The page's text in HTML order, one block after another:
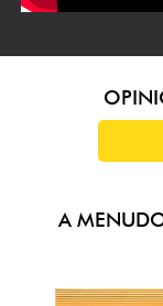
A